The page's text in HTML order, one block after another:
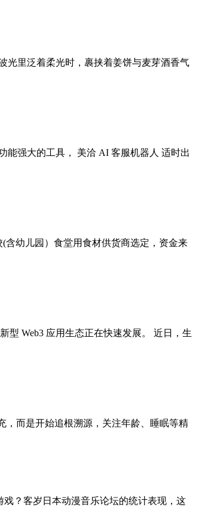
光里泛着柔光时，裹挟着姜饼与麦芽酒香气
能强大的工具， 美洽 AI 客服机器人 适时出
含幼⼉园）⻝堂⽤⻝材供货商选定，资⾦来
型 Web3 应用生态正在快速发展。 近日，生
，而是开始追根溯源，关注年龄、睡眠等精
？客岁日本动漫音乐论坛的统计表现，这